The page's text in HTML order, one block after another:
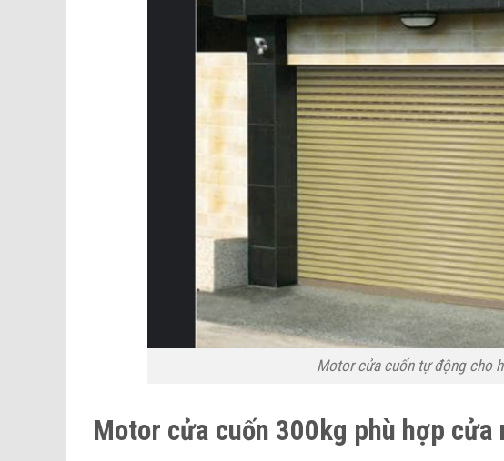
Motor cửa cuốn tự động cho
Motor cửa cuốn 300kg phù hợp cửa